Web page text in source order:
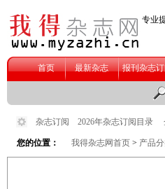
您的位置： 我得杂志网首页 > 产品